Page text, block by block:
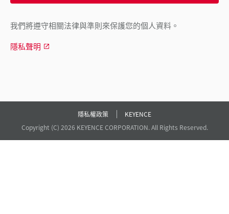
我們將遵守相關法律與準則來保護您的個人資料。
隱私聲明
隱私權政策
KEYENCE
Copyright (C) 2026 KEYENCE CORPORATION. All Rights Reserved.